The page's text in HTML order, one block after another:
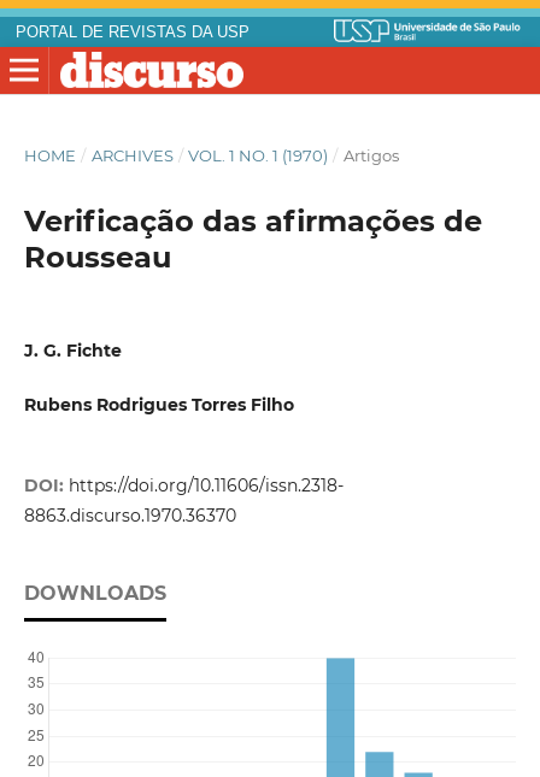
PORTAL DE REVISTAS DA USP
HOME / ARCHIVES / VOL. 1 NO. 1 (1970) / Artigos
Verificação das afirmações de
Rousseau
J. G. Fichte
Rubens Rodrigues Torres Filho
DOI: https://doi.org/10.11606/issn.2318-
8863.discurso.1970.36370
DOWNLOADS